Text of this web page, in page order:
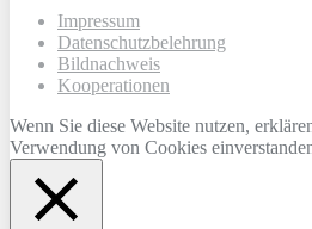
Impressum
Datenschutzbelehrung
Bildnachweis
Kooperationen
Wenn Sie diese Website nutzen,
Verwendung von Cookies